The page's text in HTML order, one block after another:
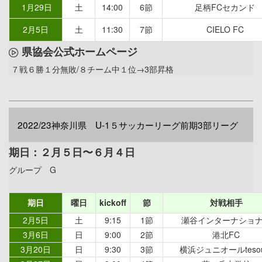
1月29日 土 14:00 6節
足柄FCセカンド
2月5日
土 11:30 7節 CIELO FC
県協会公式ホームページ
７戦６勝１分無敗/８チーム中１位→3部昇格
2022/23神奈川県 U-1５サッカーリーグ前期3部リーグ
期日：２月５日〜６月４日
グループ G
期日 曜日 kickoff 節
対戦相手
2月5日
土 9:15 1節
瀬谷インターナショ
3月6日
日 9:00 2節
港北FC
3月20日
日 9:30 3節
横浜ジュニオール